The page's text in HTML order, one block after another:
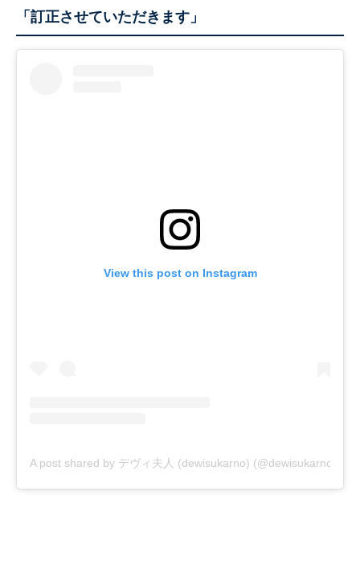
「訂正させていただきます」
View this post on Instagram
A post shared by デヴィ夫人 (dewisukarno)